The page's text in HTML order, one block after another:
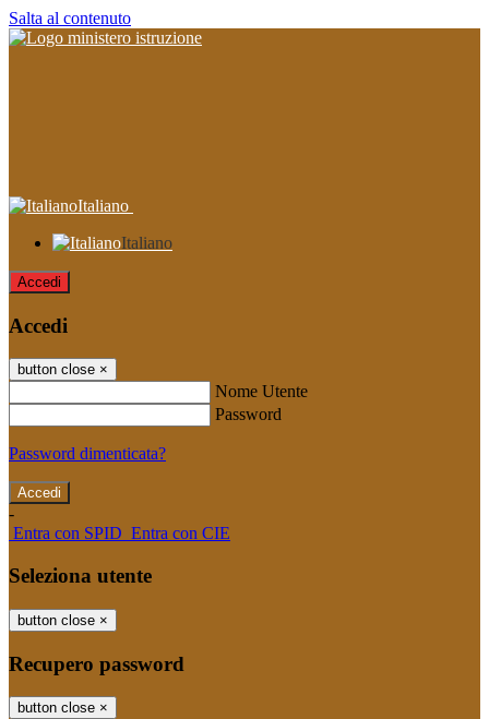
Salta al contenuto
Italiano
Italiano
Accedi
Accedi
button close ×
Nome Utente
Password
Password dimenticata?
-
Entra con SPID Entra con CIE
Seleziona utente
button close ×
Recupero password
button close ×